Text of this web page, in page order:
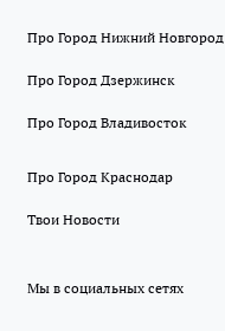
Про Город Нижний Новгород
Про Город Дзержинск
Про Город Владивосток
Про Город Краснодар
Твои Новости
Мы в социальных сетях